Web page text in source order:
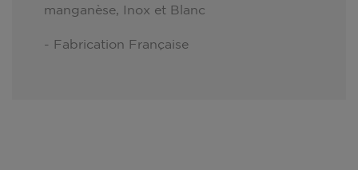
manganèse, Inox et Blanc
- Fabrication Française